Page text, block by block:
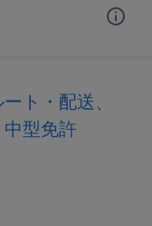
ト・配送、
型免許